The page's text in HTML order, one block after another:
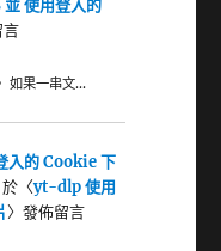
使用登入的
言
如果一串文…
入的 Cookie 下
於〈yt-dlp 使用
〉發佈留言